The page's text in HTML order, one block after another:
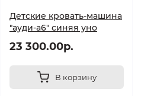
Детские кровать-машина
"ауди-а6" синяя уно
23 300.00р.
В корзину